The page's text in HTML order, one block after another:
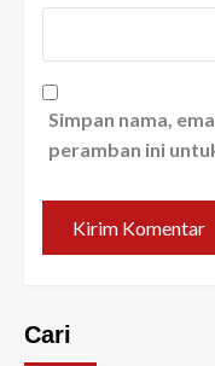
Simpan nama,
peramban ini
Cari